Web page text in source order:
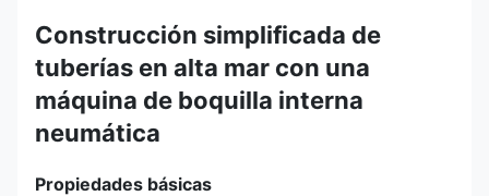
Construcción simplificada de
tuberías en alta mar con una
máquina de boquilla interna
neumática
Propiedades básicas